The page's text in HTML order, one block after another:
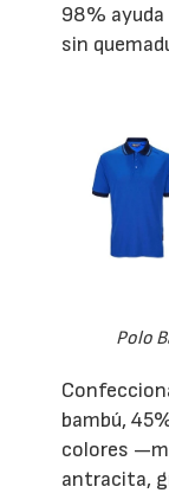
98%
sin
Polo
bambú,
colores
antracita,